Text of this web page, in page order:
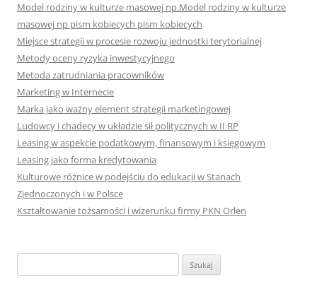
Model rodziny w kulturze masowej np.Model rodziny w kulturze
masowej np pism kobiecych pism kobiecych
Miejsce strategii w procesie rozwoju jednostki terytorialnej
Metody oceny ryzyka inwestycyjnego
Metoda zatrudniania pracowników
Marketing w Internecie
Marka jako ważny element strategii marketingowej
Ludowcy i chadecy w układzie sił politycznych w II RP
Leasing w aspekcie podatkowym, finansowym i księgowym
Leasing jako forma kredytowania
Kulturowe różnice w podejściu do edukacji w Stanach
Zjednoczonych i w Polsce
Kształtowanie tożsamości i wizerunku firmy PKN Orlen
z